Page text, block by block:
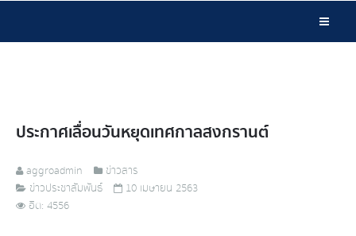
ประกาศเลื่อนวันหยุดเทศกาลสงกรานต์
aggroadmin
ข่าวสาร
ข่าวประชาสัมพันธ์
10 เมษายน 2563
ฮิต: 4556